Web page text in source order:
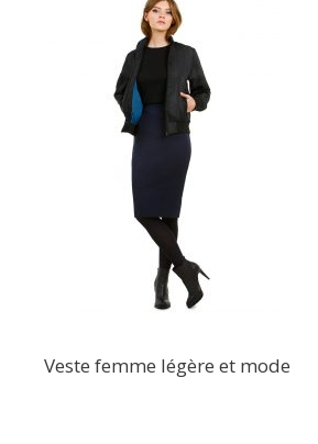
Veste femme légère et mode